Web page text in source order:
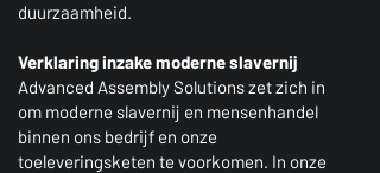
duurzaamheid.
Verklaring inzake moderne slavernij
Advanced Assembly Solutions zet zich in
om moderne slavernij en mensenhandel
binnen ons bedrijf en onze
toeleveringsketen te voorkomen. In onze